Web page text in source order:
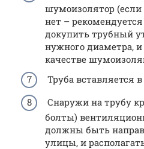
шумоизолятор (если
нет –
докупить трубный
нужного диаметра, и
качестве
Труба вставляется
Снаружи на трубу
болты)
должны быть
улицы, и